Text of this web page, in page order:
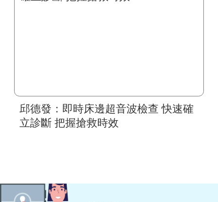
邱德發：即時床邊超音波檢查 快速確
立診斷 把握搶救時效